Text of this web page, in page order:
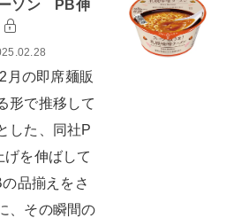
ーソン PB伸
の即席麺販
形で推移して
した、同社P
げを伸ばして
品揃えをさ
、その瞬間の